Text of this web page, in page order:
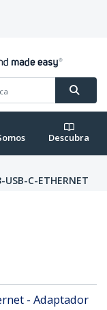
Descubra
USB-C-ETHERNET
- Adaptador